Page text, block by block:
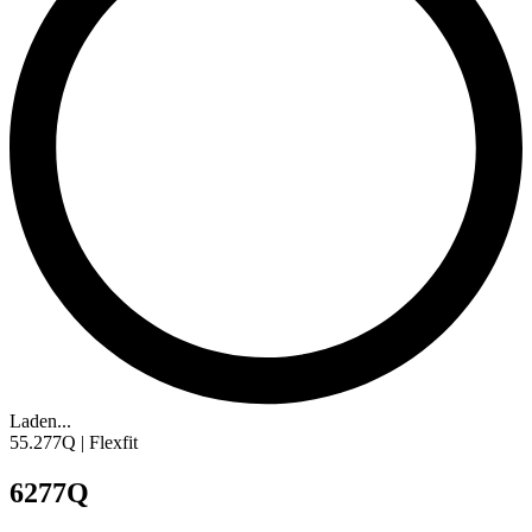
Laden...
55.277Q | Flexfit
6277Q